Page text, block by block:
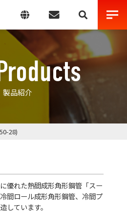
製品紹介
28)
優れた熱間成形角形鋼管「スー
間ロール成形角形鋼管、冷間プ
しています。